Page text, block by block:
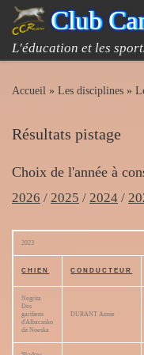
Passer au contenu
Club
L'éducation et les
Accueil » Les disciplines »
Résultats pistage
Choix de l'année à
2026 / 2025 / 2024 /
2023
CHIEN CONDUCTEUR
Negrita
Des
gardiens
d'Albacasko
dit Noeska
DURANT Annie